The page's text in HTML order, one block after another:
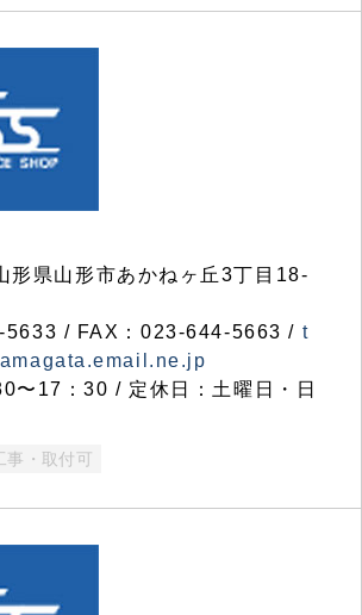
県山形市あかねヶ丘3丁目18-
5633 / FAX：023-644-5663 / t
〜17：30 / 定休日：土曜日・日
事・取付可